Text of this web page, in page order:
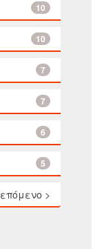
10
10
7
7
6
5
επόμενο >